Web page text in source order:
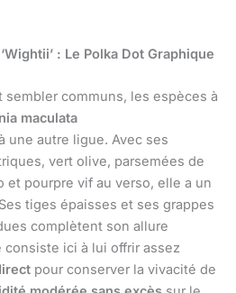
: Le Polka Dot Graphique
sembler communs, les espèces à
maculata
une autre ligue. Avec ses
vert olive, parsemées de
et pourpre vif au verso, elle a un
tiges épaisses et ses grappes
complètent son allure
consiste ici à lui offrir assez
pour conserver la vivacité de